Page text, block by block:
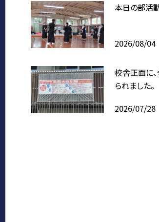
本日の部活
2026/08/04
校舎正面に
られました。
2026/07/28